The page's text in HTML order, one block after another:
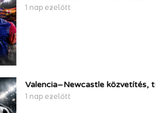
1 nap ezelőtt
Valencia–Newcastle közvetítés,
1 nap ezelőtt